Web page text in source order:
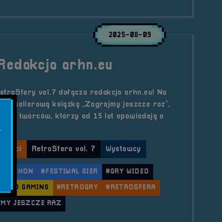
2025-08-09
arhn.eu
vol.7 dołącza redakcja arhn.eu! Na
książkę „Zagrajmy jeszcze raz”,
twórców, którzy od 15 lat opowiadają o
RetroSfera vol. 7 Wystawcy
ARCHON #FESTIWAL GIER #GRY WIDEO
GAMING #RETROGRY #RETROSFERA
JESZCZE RAZ